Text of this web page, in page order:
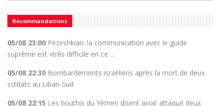
Recommandations
05/08 23:00 Pezeshkian: la communication avec le guide
suprême est «très difficile en ce ...
05/08 22:30 Bombardements israéliens après la mort de deux
soldats au Liban-Sud
05/08 22:15 Les houthis du Yémen disent avoir attaqué deux